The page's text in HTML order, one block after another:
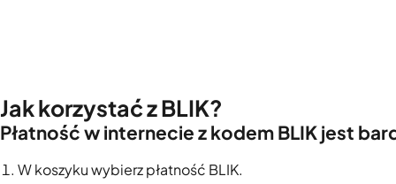
Jak korzystać z BLIK?
Płatność w internecie z kodem BLIK jest
W koszyku wybierz płatność BLIK.